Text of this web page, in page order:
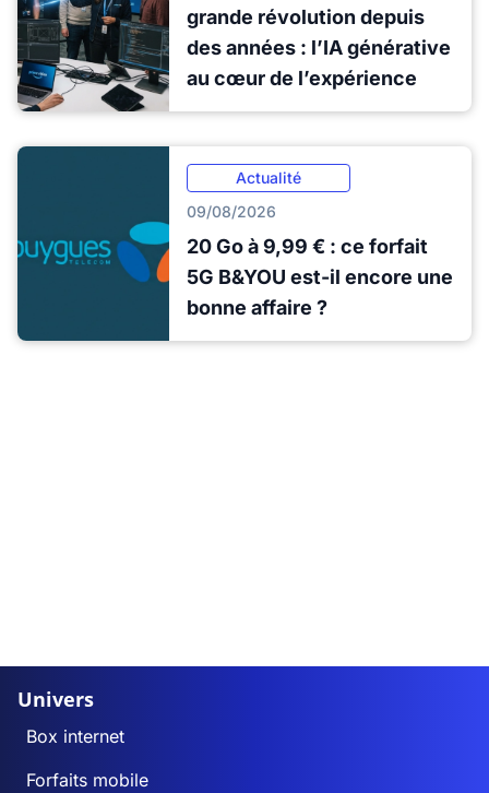
grande révolution depuis
des années : l’IA générative
au cœur de l’expérience
Actualité
09/08/2026
20 Go à 9,99 € : ce forfait
5G B&YOU est-il encore une
bonne affaire ?
Univers
Box internet
Forfaits mobile